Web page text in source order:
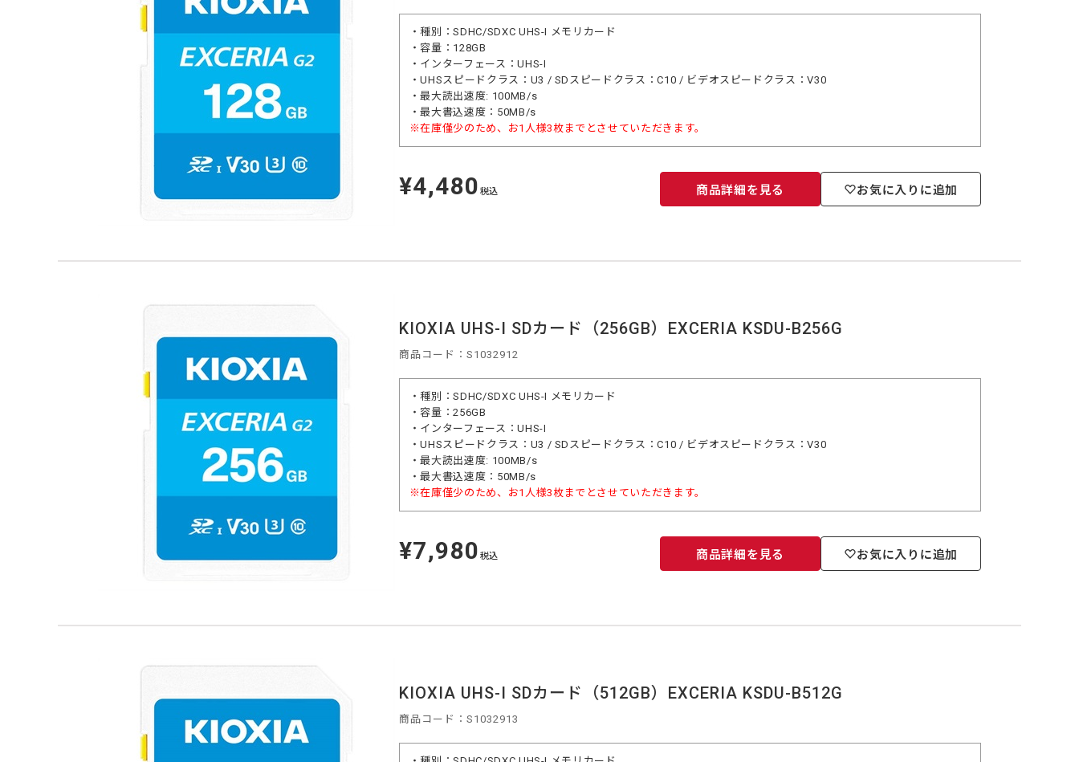
・種別：SDHC/SDXC UHS-I メモリカード
・容量：128GB
・インターフェース：UHS-I
・UHSスピードクラス：U3 / SDスピードクラス：C10 / ビデオスピードクラス：V30
・最大読出速度: 100MB/s
・最大書込速度：50MB/s
※在庫僅少のため、お1人様3枚までとさせていただきます。
定
価
¥4,480 税込 商品詳細を見る お気に入りに追加
KIOXIA UHS-I SDカード（256GB）EXCERIA KSDU-B256G
商品コード：S1032912
・種別：SDHC/SDXC UHS-I メモリカード
・容量：256GB
・インターフェース：UHS-I
・UHSスピードクラス：U3 / SDスピードクラス：C10 / ビデオスピードクラス：V30
・最大読出速度: 100MB/s
・最大書込速度：50MB/s
※在庫僅少のため、お1人様3枚までとさせていただきます。
定
価
¥7,980 税込 商品詳細を見る お気に入りに追加
KIOXIA UHS-I SDカード（512GB）EXCERIA KSDU-B512G
商品コード：S1032913